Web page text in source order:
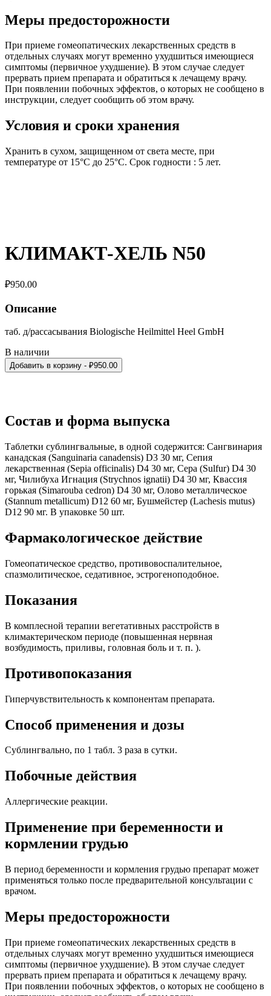
Меры предосторожности
При приеме гомеопатических лекарственных средств в
отдельных случаях могут временно ухудшиться имеющиеся
симптомы (первичное ухудшение). В этом случае следует
прервать прием препарата и обратиться к лечащему врачу.
При появлении побочных эффектов, о которых не сообщено в
инструкции, следует сообщить об этом врачу.
Условия и сроки хранения
Хранить в сухом, защищенном от света месте, при
температуре от 15°С до 25°С. Срок годности : 5 лет.
КЛИМАКТ-ХЕЛЬ N50
₽950.00
Описание
таб. д/рассасывания Biologische Heilmittel Heel GmbH
В наличии
Добавить в корзину - ₽950.00
Состав и форма выпуска
Таблетки сублингвальные, в одной содержится: Сангвинария
канадская (Sanguinaria canadensis) D3 30 мг, Сепия
лекарственная (Sepia officinalis) D4 30 мг, Сера (Sulfur) D4 30
мг, Чилибуха Игнация (Strychnos ignatii) D4 30 мг, Квассия
горькая (Simarouba cedron) D4 30 мг, Олово металлическое
(Stannum metallicum) D12 60 мг, Бушмейстер (Lachesis mutus)
D12 90 мг. В упаковке 50 шт.
Фармакологическое действие
Гомеопатическое средство, противовоспалительное,
спазмолитическое, седативное, эстрогеноподобное.
Показания
В комплесной терапии вегетативных расстройств в
климактерическом периоде (повышенная нервная
возбудимость, приливы, головная боль и т. п. ).
Противопоказания
Гиперчувствительность к компонентам препарата.
Способ применения и дозы
Сублингвально, по 1 табл. 3 раза в сутки.
Побочные действия
Аллергические реакции.
Применение при беременности и
кормлении грудью
В период беременности и кормления грудью препарат может
применяться только после предварительной консультации с
врачом.
Меры предосторожности
При приеме гомеопатических лекарственных средств в
отдельных случаях могут временно ухудшиться имеющиеся
симптомы (первичное ухудшение). В этом случае следует
прервать прием препарата и обратиться к лечащему врачу.
При появлении побочных эффектов, о которых не сообщено в